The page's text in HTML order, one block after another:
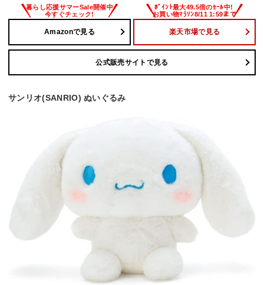
Amazonで見る 楽天市場で見る
公式販売サイトで見る
サンリオ(SANRIO) ぬいぐるみ